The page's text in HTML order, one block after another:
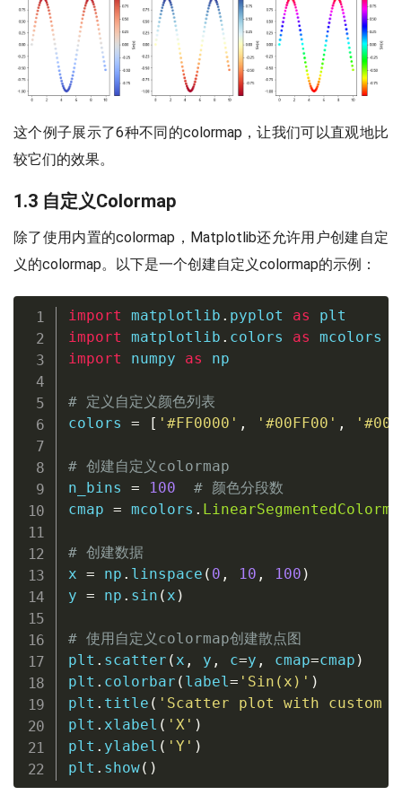
这个例子展示了6种不同的colormap，让我们可以直观地比
较它们的效果。
1.3 自定义Colormap
除了使用内置的colormap，Matplotlib还允许用户创建自定
义的colormap。以下是一个创建自定义colormap的示例：
import matplotlib . pyplot as
import matplotlib . colors as
import numpy as np
# 定义自定义颜色列表
colors = [ '#FF0000' , '#00FF00' ,
# 创建自定义colormap
n_bins = 100
# 颜色分段数
cmap = mcolors .
# 创建数据
x = np . linspace ( 0 , 10 , 100 )
y = np . sin ( x )
# 使用自定义colormap创建散点图
plt . scatter ( x , y , c=y , cmap=cmap )
plt . colorbar ( label= 'Sin(x)' )
plt . title ( 'Scatter plot with custom
plt . xlabel ( 'X' )
plt . ylabel ( 'Y' )
plt . show( )